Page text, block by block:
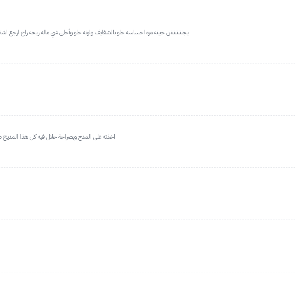
يجننننننننن حبيته مره احساسه حلو بالشفايف ولونه حلو وأحلى شي ماله ريحه راح ارجع
اخذته على المدح وبصراحة حلال فيه كل هذا